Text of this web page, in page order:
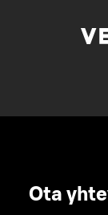
Ota